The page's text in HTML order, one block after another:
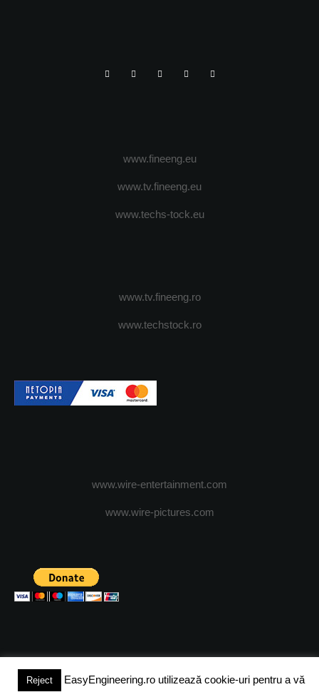
www.fineeng.eu
www.tv.fineeng.eu
www.techs-tock.eu
www.tv.fineeng.ro
www.techstock.ro
www.wire-entertainment.com
www.wire-pictures.com
(c) 2024 - FineEngineeringMagazine. All rights reserved.
Reject EasyEngineering.ro utilizează cookie-uri pentru a vă